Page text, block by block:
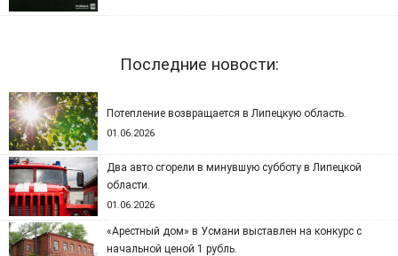
Последние новости:
Потепление возвращается в Липецкую область.
01.06.2026
Два авто сгорели в минувшую субботу в Липецкой
области.
01.06.2026
«Арестный дом» в Усмани выставлен на конкурс с
начальной ценой 1 рубль.